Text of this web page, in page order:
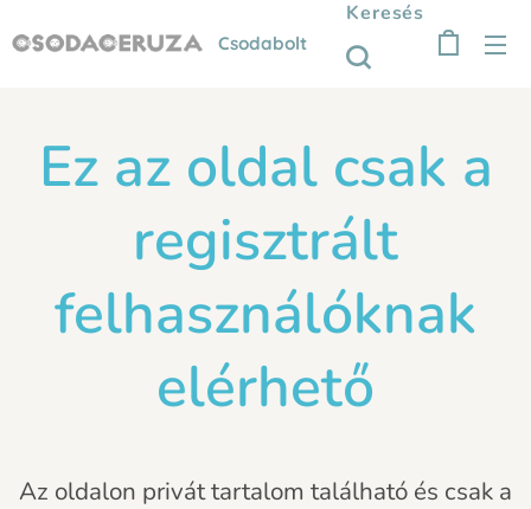
Csodabolt
Keresés
Ez az oldal csak a
regisztrált
felhasználóknak
elérhető
Az oldalon privát tartalom található és csak a